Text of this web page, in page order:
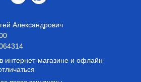
интернет-магазине и офлайн
Александрович